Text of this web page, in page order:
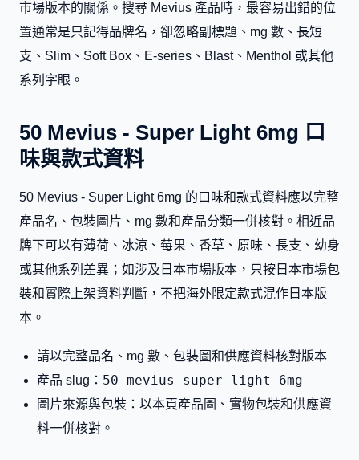
市場版本的關係。搜尋 Mevius 產品時，最容易出錯的位
置通常是只記得品牌名，卻忽略副標題、mg 數、長短
支、Slim、Soft Box、E-series、Blast、Menthol 或其他
系列字眼。
50 Mevius - Super Light 6mg 口
味與款式資料
50 Mevius - Super Light 6mg 的口味和款式資料應以完整
產品名、包裝圖片、mg 數和產品分類一併核對。相近品
牌下可以有薄荷、冰涼、莓果、香草、原味、長支、幼身
或其他系列差異；如涉及日本市場版本，只按日本市場包
裝和實際上架資料判斷，不把海外限定款式混作日本版
本。
請以完整品名、mg 數、包裝圖和供應資料核對版本
產品 slug： 50-mevius-super-light-6mg
圖片來源與包裝：以本頁產品圖、實物包裝和供應資
料一併核對。